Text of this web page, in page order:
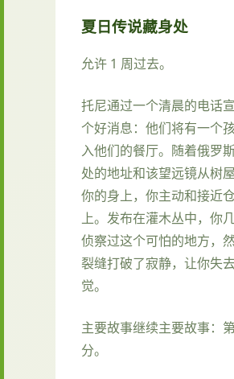
夏日传说藏身处
允许 1 周过去。
托尼通过一个清晨的电话
个好消息：他们将有一个
入他们的餐厅。随着俄罗
处的地址和该望远镜从树
你的身上，你主动和接近
上。发布在灌木丛中，你
侦察过这个可怕的地方，
裂缝打破了寂静，让你失
觉。
主要故事继续主要故事：
分。